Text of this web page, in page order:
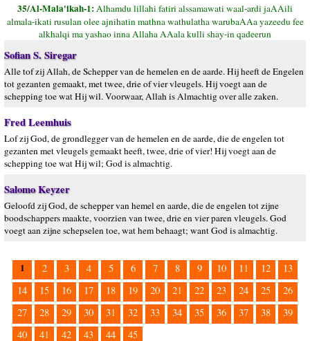
35/Al-Mala'ikah-1:Alhamdu lillahi fatiri alssamawati waal-ardi jaAAili
almala-ikati rusulan olee ajnihatin mathna wathulatha warubaAAa yazeedu fee
alkhalqi ma yashao inna Allaha AAala kulli shay-in qadeerun
Sofian S. Siregar
Alle tof zij Allah, de Schepper van de hemelen en de aarde. Hij heeft de Engelen
tot gezanten gemaakt, met twee, drie of vier vleugels. Hij voegt aan de
schepping toe wat Hij wil. Voorwaar, Allah is Almachtig over alle zaken.
Fred Leemhuis
Lof zij God, de grondlegger van de hemelen en de aarde, die de engelen tot
gezanten met vleugels gemaakt heeft, twee, drie of vier! Hij voegt aan de
schepping toe wat Hij wil; God is almachtig.
Salomo Keyzer
Geloofd zij God, de schepper van hemel en aarde, die de engelen tot zijne
boodschappers maakte, voorzien van twee, drie en vier paren vleugels. God
voegt aan zijne schepselen toe, wat hem behaagt; want God is almachtig.
1 2 3 4 5 6 7 8 9 10 11 12
13
14
15 16 17 18 19 20 21 22 23 24 25
26
27
28 29 30 31 32 33 34 35 36 37 38
39
40
41 42 43 44 45